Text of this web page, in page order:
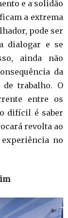
e a solidão
a extrema
pode ser
dialogar e se
ainda não
da
trabalho. O
entre os
difícil é saber
revolta ao
no